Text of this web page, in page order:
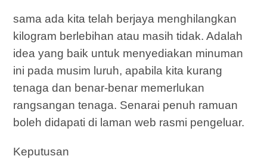
sama ada kita telah berjaya menghilangkan
kilogram berlebihan atau masih tidak. Adalah
idea yang baik untuk menyediakan minuman
ini pada musim luruh, apabila kita kurang
tenaga dan benar-benar memerlukan
rangsangan tenaga. Senarai penuh ramuan
boleh didapati di laman web rasmi pengeluar.
Keputusan